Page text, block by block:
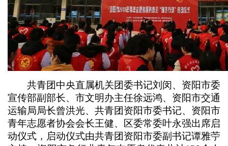
共青团中央直属机关团委书记刘闵、资阳市委
宣传部副部长、市文明办主任徐远鸿、资阳市交通
运输局局长曾洪光、共青团资阳市委书记、资阳市
青年志愿者协会会长王健、区委常委叶永强出席启
动仪式，启动仪式由共青团资阳市委副书记谭雅苧